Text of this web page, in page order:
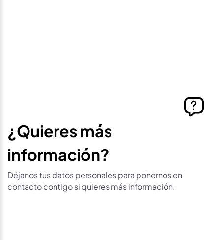
¿Quieres más
información?
Déjanos tus datos personales para ponernos en
contacto contigo si quieres más información.